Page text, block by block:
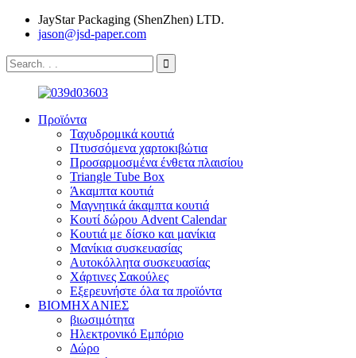
JayStar Packaging (ShenZhen) LTD.
jason@jsd-paper.com
Προϊόντα
Ταχυδρομικά κουτιά
Πτυσσόμενα χαρτοκιβώτια
Προσαρμοσμένα ένθετα πλαισίου
Triangle Tube Box
Άκαμπτα κουτιά
Μαγνητικά άκαμπτα κουτιά
Κουτί δώρου Advent Calendar
Κουτιά με δίσκο και μανίκια
Μανίκια συσκευασίας
Αυτοκόλλητα συσκευασίας
Χάρτινες Σακούλες
Εξερευνήστε όλα τα προϊόντα
ΒΙΟΜΗΧΑΝΙΕΣ
βιωσιμότητα
Ηλεκτρονικό Εμπόριο
Δώρο